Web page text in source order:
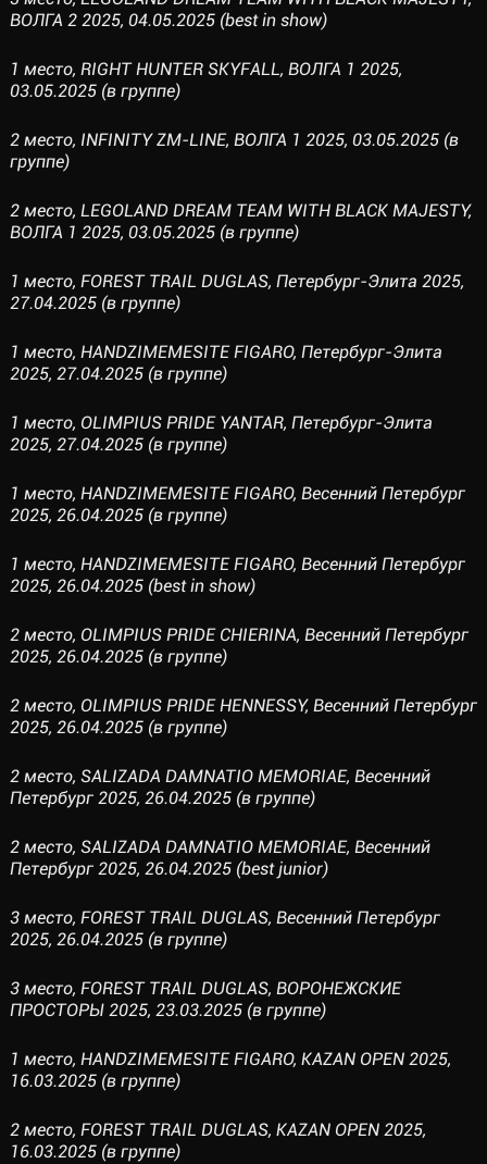
ВОЛГА 2 2025, 04.05.2025 (best in show)
1 место, RIGHT HUNTER SKYFALL, ВОЛГА 1 2025,
03.05.2025 (в группе)
2 место, INFINITY ZM-LINE, ВОЛГА 1 2025, 03.05.2025 (в
группе)
2 место, LEGOLAND DREAM TEAM WITH BLACK MAJESTY,
ВОЛГА 1 2025, 03.05.2025 (в группе)
1 место, FOREST TRAIL DUGLAS, Петербург-Элита 2025,
27.04.2025 (в группе)
1 место, HANDZIMEMESITE FIGARO, Петербург-Элита
2025, 27.04.2025 (в группе)
1 место, OLIMPIUS PRIDE YANTAR, Петербург-Элита
2025, 27.04.2025 (в группе)
1 место, HANDZIMEMESITE FIGARO, Весенний Петербург
2025, 26.04.2025 (в группе)
1 место, HANDZIMEMESITE FIGARO, Весенний Петербург
2025, 26.04.2025 (best in show)
2 место, OLIMPIUS PRIDE CHIERINA, Весенний Петербург
2025, 26.04.2025 (в группе)
2 место, OLIMPIUS PRIDE HENNESSY, Весенний Петербург
2025, 26.04.2025 (в группе)
2 место, SALIZADA DAMNATIO MEMORIAE, Весенний
Петербург 2025, 26.04.2025 (в группе)
2 место, SALIZADA DAMNATIO MEMORIAE, Весенний
Петербург 2025, 26.04.2025 (best junior)
3 место, FOREST TRAIL DUGLAS, Весенний Петербург
2025, 26.04.2025 (в группе)
3 место, FOREST TRAIL DUGLAS, ВОРОНЕЖСКИЕ
ПРОСТОРЫ 2025, 23.03.2025 (в группе)
1 место, HANDZIMEMESITE FIGARO, KAZAN OPEN 2025,
16.03.2025 (в группе)
2 место, FOREST TRAIL DUGLAS, KAZAN OPEN 2025,
16.03.2025 (в группе)